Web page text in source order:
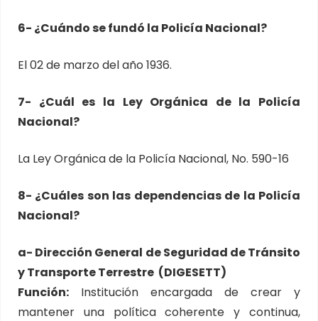
6- ¿Cuándo se fundó la Policía Nacional?
El 02 de marzo del año 1936.
7- ¿Cuál es la Ley Orgánica de la Policía
Nacional?
La Ley Orgánica de la Policía Nacional, No. 590-16
8- ¿Cuáles son las dependencias de la Policía
Nacional?
a- Dirección General de Seguridad de Tránsito
y Transporte Terrestre (DIGESETT)
Función: Institución encargada de crear y
mantener una política coherente y continua,